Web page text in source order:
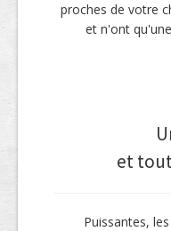
proches de votre
et n'ont
et
Puissantes,